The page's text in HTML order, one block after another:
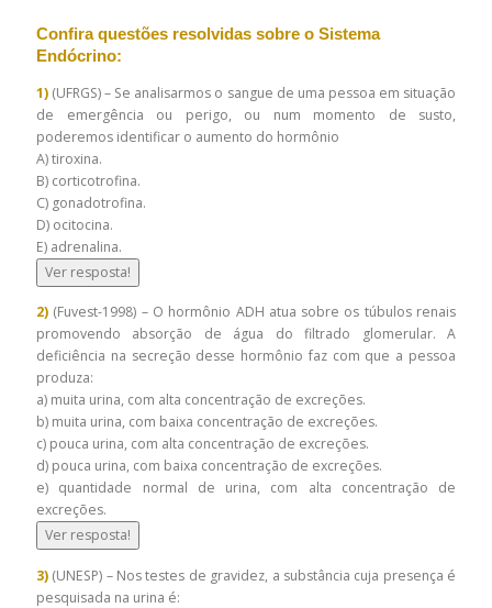
Confira questões resolvidas sobre o Sistema
Endócrino:
1) (UFRGS) – Se analisarmos o sangue de uma pessoa em situação
de emergência ou perigo, ou num momento de susto,
poderemos identificar o aumento do hormônio
A) tiroxina.
B) corticotrofina.
C) gonadotrofina.
D) ocitocina.
E) adrenalina.
Ver resposta!
2) (Fuvest-1998) – O hormônio ADH atua sobre os túbulos renais
promovendo absorção de água do filtrado glomerular. A
deficiência na secreção desse hormônio faz com que a pessoa
produza:
a) muita urina, com alta concentração de excreções.
b) muita urina, com baixa concentração de excreções.
c) pouca urina, com alta concentração de excreções.
d) pouca urina, com baixa concentração de excreções.
e) quantidade normal de urina, com alta concentração de
excreções.
Ver resposta!
3) (UNESP) – Nos testes de gravidez, a substância cuja presença é
pesquisada na urina é: